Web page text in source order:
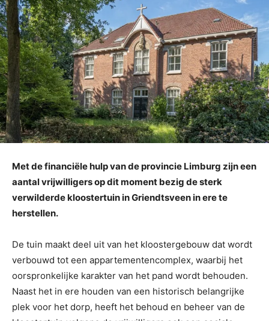
Met de financiële hulp van de provincie Limburg zijn een
aantal vrijwilligers op dit moment bezig de sterk
verwilderde kloostertuin in Griendtsveen in ere te
herstellen.
De tuin maakt deel uit van het kloostergebouw dat wordt
verbouwd tot een appartementencomplex, waarbij het
oorspronkelijke karakter van het pand wordt behouden.
Naast het in ere houden van een historisch belangrijke
plek voor het dorp, heeft het behoud en beheer van de